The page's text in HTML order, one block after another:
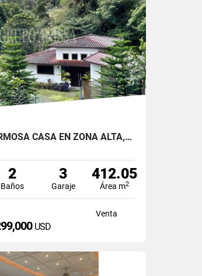
SE VENDE HERMOSA CASA EN ZONA ALTA, ALTOS DEL MARIA
2
Baños
3
Garaje
412.05
Área m2
Venta
USD